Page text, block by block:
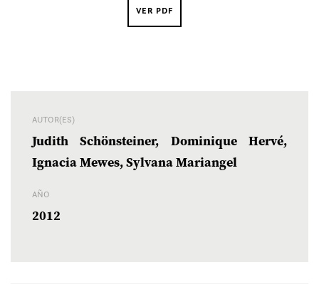
VER PDF
AUTOR(ES)
Judith Schönsteiner, Dominique Hervé,
Ignacia Mewes, Sylvana Mariangel
AÑO
2012